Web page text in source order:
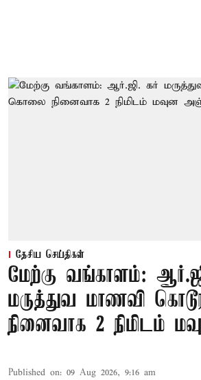
தேசிய செய்திகள்
மேற்கு வங்காளம்:
மருத்துவ மாணவி
நினைவாக 2 நிமிடம்
Published on: 09 Aug 2026, 9:16 am